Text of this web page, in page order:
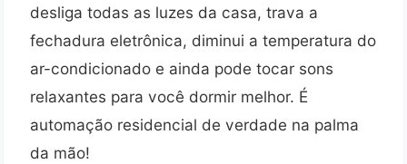
desliga todas as luzes da casa, trava a
fechadura eletrônica, diminui a temperatura do
ar-condicionado e ainda pode tocar sons
relaxantes para você dormir melhor. É
automação residencial de verdade na palma
da mão!